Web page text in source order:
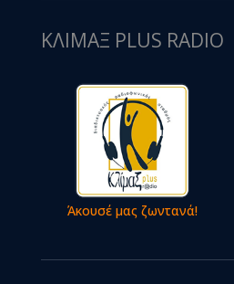
ΚΛΙΜΑΞ PLUS RADIO
Άκουσέ μας ζωντανά!